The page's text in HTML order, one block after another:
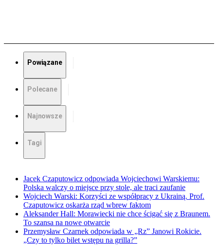
Powiązane
Polecane
Najnowsze
Tagi
Jacek Czaputowicz odpowiada Wojciechowi Warskiemu:
Polska walczy o miejsce przy stole, ale traci zaufanie
Wojciech Warski: Korzyści ze współpracy z Ukrainą. Prof.
Czaputowicz oskarża rząd wbrew faktom
Aleksander Hall: Morawiecki nie chce ścigać się z Braunem.
To szansa na nowe otwarcie
Przemysław Czarnek odpowiada w „Rz” Janowi Rokicie.
„Czy to tylko bilet wstępu na grilla?”